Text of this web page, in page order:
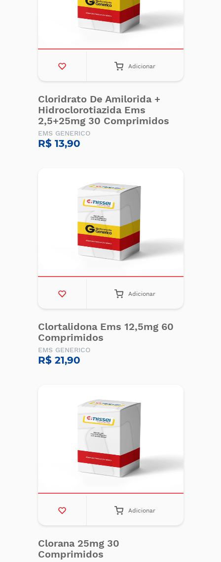
Adicionar
Cloridrato De Amilorida +
Hidroclorotiazida Ems
2,5+25mg 30 Comprimidos
EMS GENERICO
R$ 13,90
Adicionar
Clortalidona Ems 12,5mg 60
Comprimidos
EMS GENERICO
R$ 21,90
Adicionar
Clorana 25mg 30
Comprimidos